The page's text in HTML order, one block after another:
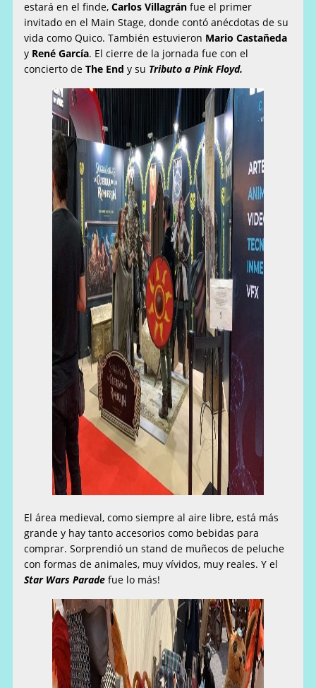
estará en el finde,Carlos Villagrán fue el primer
invitado en el Main Stage, donde contó anécdotas de su
vida como Quico. También estuvieron Mario Castañeda
y René García. El cierre de la jornada fue con el
concierto de The End y su Tributo a Pink Floyd.
El área medieval, como siempre al aire libre, está más
grande y hay tanto accesorios como bebidas para
comprar. Sorprendió un stand de muñecos de peluche
con formas de animales, muy vívidos, muy reales. Y el
Star Wars Parade fue lo más!